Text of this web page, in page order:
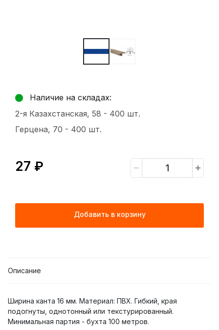
Наличие на складах:
2-я Казахстанская, 58 - 400 шт.
Герцена, 70 - 400 шт.
27 ₽
Добавить в корзину
Описание
Ширина канта 16 мм. Материал: ПВХ. Гибкий, края
подогнуты, однотонный или текстурированный.
Минимальная партия - бухта 100 метров.